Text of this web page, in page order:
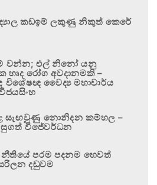
කඩඉම් ලකුණු නිකුත් කෙරේ
වන්න; එල් නිනෝ යනු
හෘද රෝග අවදානමකි –
විශේෂඥ වෛද්‍ය මහාචාර්ය
සැඟවුණු නොනිදන කම්හල –
විජේවර්ධන
නීතියේ පරම පදනම හෙවත්
දඬුවම